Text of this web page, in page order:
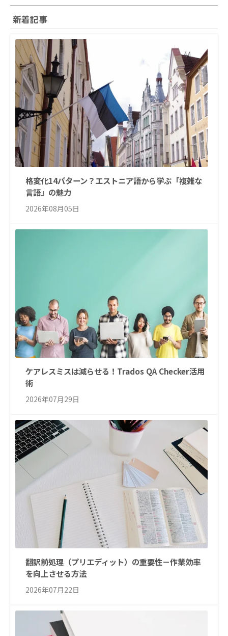
新着記事
格変化14パターン？エストニア語から学ぶ「複雑な
言語」の魅力
2026年08月05日
ケアレスミスは減らせる！Trados QA Checker活用
術
2026年07月29日
翻訳前処理（プリエディット）の重要性－作業効率
を向上させる方法
2026年07月22日